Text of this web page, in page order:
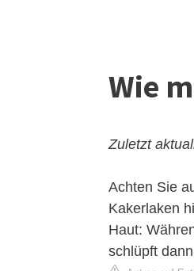
Wie
Zuletzt
Achten Sie
Kakerlaken
Haut:
schlüpft